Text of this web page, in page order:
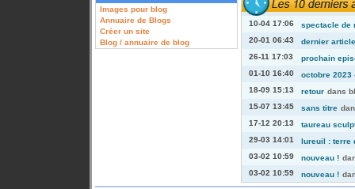
Images pour blog
Annuaire de Blogs
Créer un site
Blog / annuaire de blog
10-04 17:06
spectacle de
20-01 06:43
dernier
26-11 17:03
prochain
01-10 16:40
octobre 2023
18-09 15:13
retour dans
15-07 13:45
sans titre
17-12 20:13
taureau
29-03 14:01
lureuil : terre
03-02 10:59
nouveau !
03-02 10:59
nouveau !